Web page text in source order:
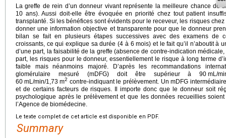
La greffe de rein d’un donneur vivant représente la meilleure chance de
10 ans). Aussi doit-elle être évoquée en priorité chez tout patient
transplanté. Si les bénéfices sont évidents pour le receveur, les risques
donner une information objective et transparente pour que le donneur
bilan se fait en plusieurs étapes successives avec des examens de
croissants, ce qui explique sa durée (4 à 6 mois) et le fait qu’il n’aboutit à
d’une part, la faisabilité de la greffe (absence de contre-indication
part, les risques pour le donneur, essentiellement le risque à long terme
faible mais néanmoins majoré. D’après les recommandations
glomérulaire mesuré (mDFG) doit être supérieur à 90 mL/
60 mL/min/1,73 m2 contre-indiquant le prélèvement. Un mDFG
et de certains facteurs de risques. Il importe donc que le donneur soit
psychologique après le prélèvement et que les données recueillies
l’Agence de biomédecine.
Le texte complet de cet article est disponible en PDF.
Summary